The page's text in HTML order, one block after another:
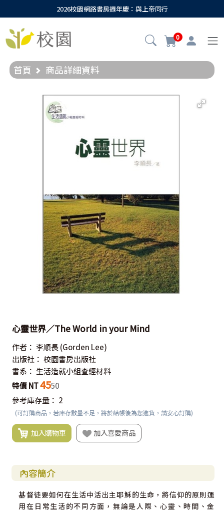
2026校園網路書房週年慶：與上帝同行
0
首頁 商品詳細資料
心靈世界／The World in your Mind
作者： 李順長 (Gorden Lee)
出版社： 校園書房出版社
書系： 生活造就小組查經材料
特價 NT4550
參考庫存量： 2
(可訂購商品，若庫存數量不足，將於結帳後為您進貨，請安心訂購)
加入購物車 加入喜愛商品
內容簡介
基督徒要如何在生活中活出主耶穌的生命，將信仰的原則運
用在日常生活的不同方面，無論是人際、心靈、時間、金